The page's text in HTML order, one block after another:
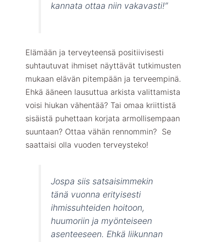
kannata ottaa niin vakavasti!”
Elämään ja terveyteensä positiivisesti
suhtautuvat ihmiset näyttävät tutkimusten
mukaan elävän pitempään ja terveempinä.
Ehkä ääneen lausuttua arkista valittamista
voisi hiukan vähentää? Tai omaa kriittistä
sisäistä puhettaan korjata armollisempaan
suuntaan? Ottaa vähän rennommin? Se
saattaisi olla vuoden terveysteko!
Jospa siis satsaisimmekin
tänä vuonna erityisesti
ihmissuhteiden hoitoon,
huumoriin ja myönteiseen
asenteeseen. Ehkä liikunnan